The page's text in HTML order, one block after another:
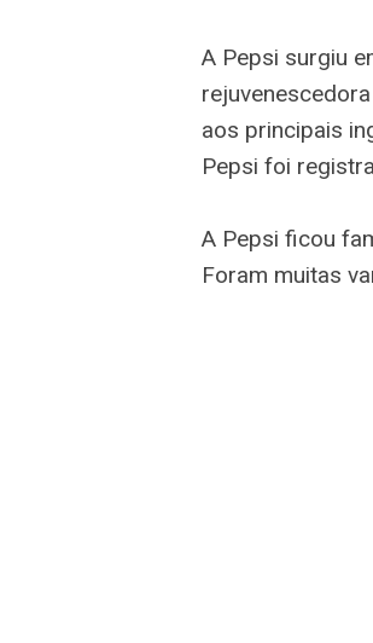
A Pepsi surgiu
aos principais
Pepsi foi
A Pepsi ficou
Foram muitas